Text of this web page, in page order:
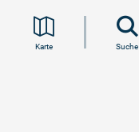
Karte Suche